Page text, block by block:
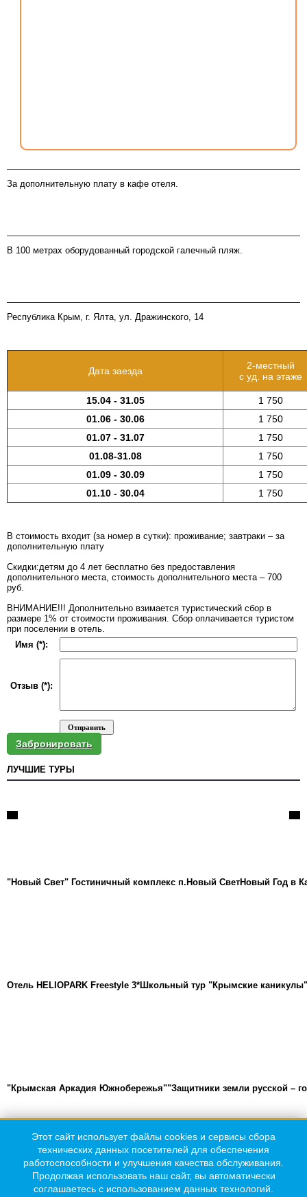
За дополнительную плату в кафе отеля.
В 100 метрах оборудованный городской галечный пляж.
Республика Крым, г. Ялта, ул. Дражинского, 14
Дата заезда
2-местный
с уд. на этаже
15.04 - 31.05
1 750
01.06 - 30.06
1 750
01.07 - 31.07
1 750
01.08-31.08
1 750
01.09 - 30.09
1 750
01.10 - 30.04
1 750
В стоимость входит (за номер в сутки): проживание; завтраки – за
дополнительную плату
Скидки:детям до 4 лет бесплатно без предоставления
дополнительного места, стоимость дополнительного места – 700
руб.
ВНИМАНИЕ!!! Дополнительно взимается туристический сбор в
размере 1% от стоимости проживания. Сбор оплачивается туристом
при поселении в отель.
Имя (*):
Отзыв (*):
Забронировать
ЛУЧШИЕ ТУРЫ
"Новый Свет" Гостиничный комплекс п.Новый СветНовый Год в
Отель HELIOPARK Freestyle 3*Школьный тур "Крымские каникулы"
"Крымская Аркадия Южнобережья""Защитники земли русской –
Телефон:
+7(978) 040-11-41
E-Mail:
office@arkadia-crimea.com
Этот сайт использует файлы cookies и сервисы сбора
технических данных посетителей для обеспечения
работоспособности и улучшения качества обслуживания.
Продолжая использовать наш сайт, вы автоматически
соглашаетесь с использованием данных технологий.